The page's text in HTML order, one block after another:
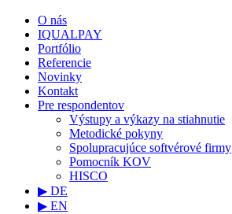
O nás
IQUALPAY
Portfólio
Referencie
Novinky
Kontakt
Pre respondentov
Výstupy a výkazy na stiahnutie
Metodické pokyny
Spolupracujúce softvérové firmy
Pomocník KOV
HISCO
▶ DE
▶ EN